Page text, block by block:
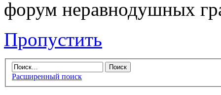
форум неравнодушных
Пропустить
Расширенный поиск